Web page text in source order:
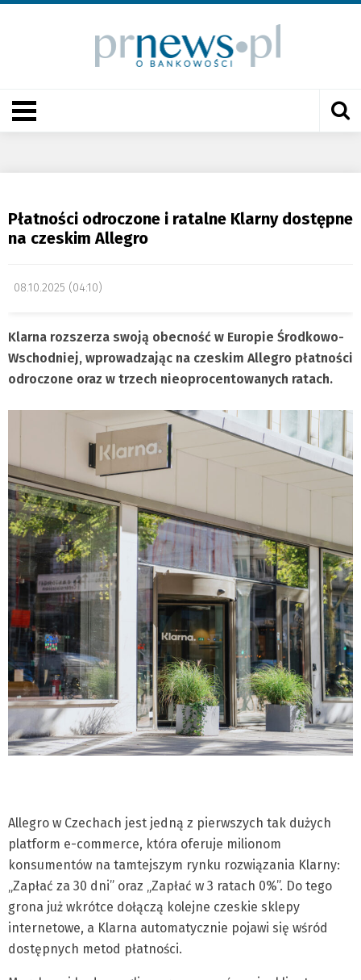
Płatności odroczone i ratalne Klarny dostępne
na czeskim Allegro
08.10.2025 (04:10)
Klarna rozszerza swoją obecność w Europie Środkowo-
Wschodniej, wprowadzając na czeskim Allegro płatności
odroczone oraz w trzech nieoprocentowanych ratach.
Allegro w Czechach jest jedną z pierwszych tak dużych
platform e-commerce, która oferuje milionom
konsumentów na tamtejszym rynku rozwiązania Klarny:
„Zapłać za 30 dni” oraz „Zapłać w 3 ratach 0%”. Do tego
grona już wkrótce dołączą kolejne czeskie sklepy
internetowe, a Klarna automatycznie pojawi się wśród
dostępnych metod płatności.